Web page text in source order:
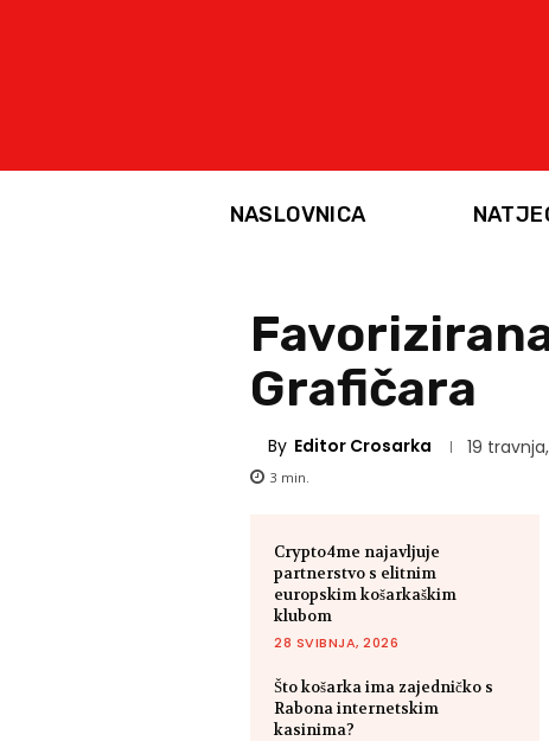
NASLOVNICA
Grafičara
By Editor Crosarka 19
3 min.
Crypto4me najavljuje
partnerstvo s elitnim
europskim košarkaškim
klubom
28 SVIBNJA, 2026
Što košarka ima zajedničko s
Rabona internetskim
kasinima?